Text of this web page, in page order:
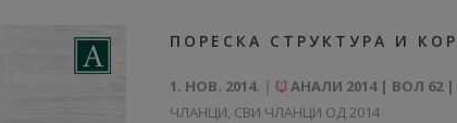
ПОРЕСКА СТРУКТУРА И
1. НОВ. 2014. АНАЛИ 2014 | ВОЛ 62 |
ЧЛАНЦИ, СВИ ЧЛАНЦИ ОД 2014